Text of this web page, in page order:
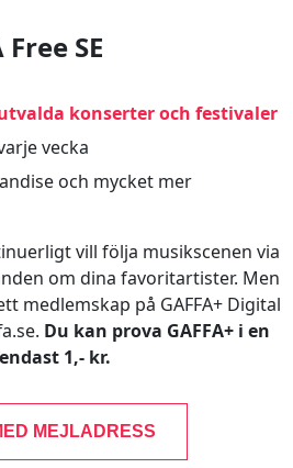
Free SE
konserter och festivaler
vecka
och mycket mer
vill följa musikscenen via
om dina favoritartister. Men
medlemskap på GAFFA+ Digital
Du kan prova GAFFA+ i en
1,- kr.
MEJLADRESS